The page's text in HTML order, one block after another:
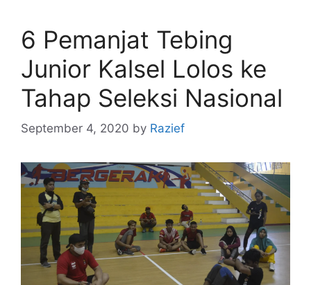
6 Pemanjat Tebing
Junior Kalsel Lolos ke
Tahap Seleksi Nasional
September 4, 2020 by Razief